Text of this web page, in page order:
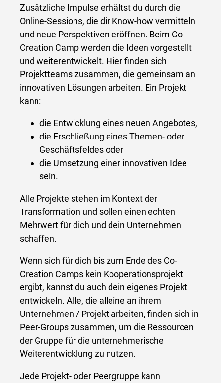
Zusätzliche Impulse erhältst du durch die
Online-Sessions, die dir Know-how vermitteln
und neue Perspektiven eröffnen. Beim Co-
Creation Camp werden die Ideen vorgestellt
und weiterentwickelt. Hier finden sich
Projektteams zusammen, die gemeinsam an
innovativen Lösungen arbeiten. Ein Projekt
kann:
die Entwicklung eines neuen Angebotes,
die Erschließung eines Themen- oder
Geschäftsfeldes oder
die Umsetzung einer innovativen Idee
sein.
Alle Projekte stehen im Kontext der
Transformation und sollen einen echten
Mehrwert für dich und dein Unternehmen
schaffen.
Wenn sich für dich bis zum Ende des Co-
Creation Camps kein Kooperationsprojekt
ergibt, kannst du auch dein eigenes Projekt
entwickeln. Alle, die alleine an ihrem
Unternehmen / Projekt arbeiten, finden sich in
Peer-Groups zusammen, um die Ressourcen
der Gruppe für die unternehmerische
Weiterentwicklung zu nutzen.
Jede Projekt- oder Peergruppe kann